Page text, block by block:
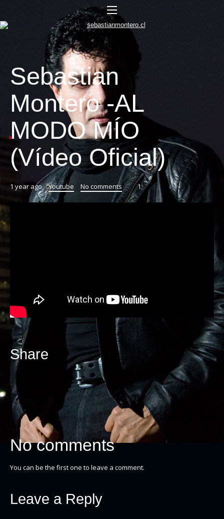
Sebastian
Montero -AL
MODO MÍO
(Vídeo Oficial)
1 year ago Youtube No comments 1
Share
No comments
You can be the first one to leave a comment.
Leave a Reply